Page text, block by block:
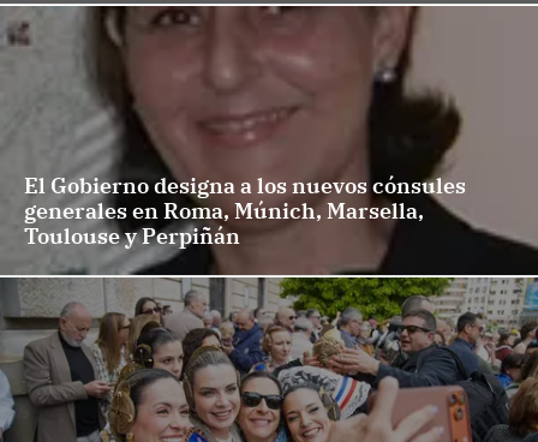
El Gobierno designa a los nuevos cónsules
generales en Roma, Múnich, Marsella,
Toulouse y Perpiñán